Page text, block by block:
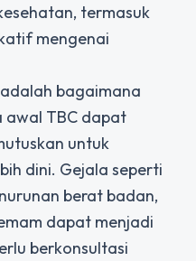
termasuk
mengenai
bagaimana
awal TBC dapat
untuk
dini. Gejala seperti
berat badan,
dapat menjadi
berkonsultasi